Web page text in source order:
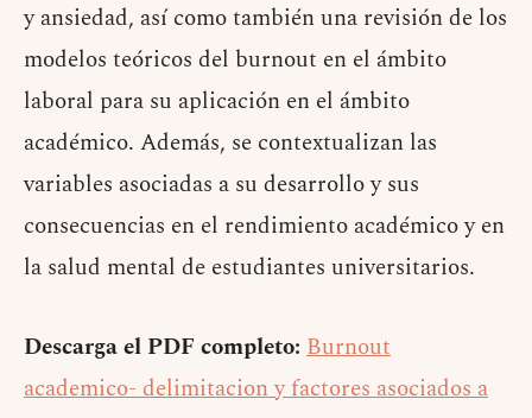
y ansiedad, así como también una revisión de los
modelos teóricos del burnout en el ámbito
laboral para su aplicación en el ámbito
académico. Además, se contextualizan las
variables asociadas a su desarrollo y sus
consecuencias en el rendimiento académico y en
la salud mental de estudiantes universitarios.
Descarga el PDF completo: Burnout
academico- delimitacion y factores asociados a